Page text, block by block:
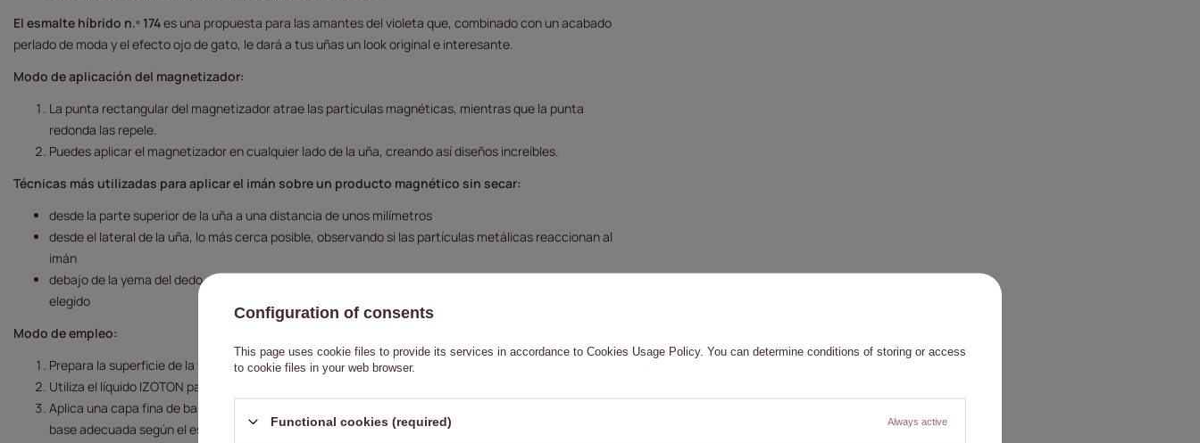
El esmalte híbrido n.º 174es una propuesta para las amantes del violeta que, combinado con un acabado
perlado de moda y el efecto ojo de gato, le dará a tus uñas un look original e interesante.
Modo de aplicación del magnetizador:
La punta rectangular del magnetizador atrae las partículas magnéticas, mientras que la punta
redonda las repele.
Puedes aplicar el magnetizador en cualquier lado de la uña, creando así diseños increíbles.
Técnicas más utilizadas para aplicar el imán sobre un producto magnético sin secar:
desde la parte superior de la uña a una distancia de unos milímetros
desde el lateral de la uña, lo más cerca posible, observando si las partículas metálicas reaccionan al
imán
debajo de la yema del dedo, en ángulo, de modo que las partículas metálicas se dispongan en el diseño
elegido
Modo de empleo:
Prepara la superficie de la uña: retira las cutículas y mate la superficie.
Utiliza el líquido IZOTON para deshidratar la superficie de la uña y aumentar la adherencia del esmalte.
Aplica una capa fina de base y cura en la lámpara (siguiendo las instrucciones del fabricante). Elige la
base adecuada según el estado de la uña.
Configuration of consents
This page uses cookie files to provide its services in accordance to Cookies Usage Policy. You can determine conditions of storing or access
to cookie files in your web browser.
Functional cookies (required) Always active